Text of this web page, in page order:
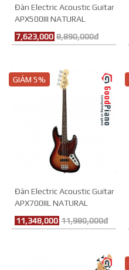
Đàn Electric Acoustic Guitar
APX500III NATURAL
7,623,000 8,890,000đ
GIẢM 5%
Đàn Electric Acoustic Guitar
APX700IIL NATURAL
11,348,000 11,980,000đ